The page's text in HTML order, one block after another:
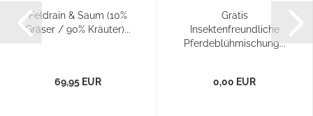
Feldrain & Saum (10%
Gräser / 90% Kräuter)...
69,95 EUR
Gratis
Insektenfreundliche
Pferdeblühmischung...
0,00 EUR